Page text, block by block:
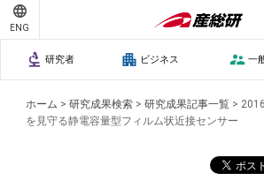
ENG
研究者 ビジネス 一
ホーム >研究成果検索 >研究成果記事一覧 >
を見守る静電容量型フィルム状近接センサー